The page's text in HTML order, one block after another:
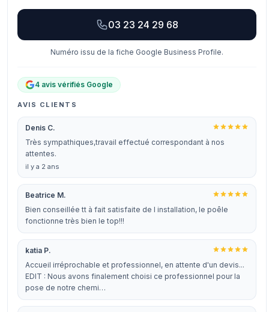
03 23 24 29 68
Numéro issu de la fiche Google Business Profile.
4 avis vérifiés Google
AVIS CLIENTS
Denis C.
Très sympathiques,travail effectué correspondant à nos
attentes.
il y a 2 ans
Beatrice M.
Bien conseillée tt à fait satisfaite de l installation, le poêle
fonctionne très bien le top!!!
katia P.
Accueil irréprochable et professionnel, en attente d'un devis...
EDIT : Nous avons finalement choisi ce professionnel pour la
pose de notre chemi…